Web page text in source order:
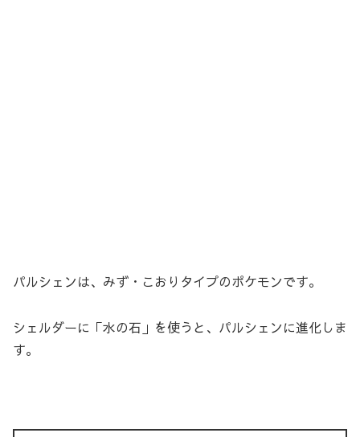
パルシェンは、みず・こおりタイプのポケモンです。
シェルダーに「水の石」を使うと、パルシェンに進化しま
す。